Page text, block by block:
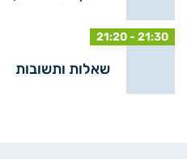
21:20 - 21:30
שאלות ותשובות